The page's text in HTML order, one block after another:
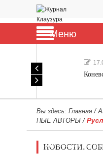
Меню
Вы здесь: Главная /
НЫЕ АВТОРЫ /
НОВОСТИ.
Мечта, не